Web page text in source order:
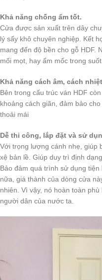
Khả năng chống ẩm tốt.
Cửa được sản xuất trên dây
lý sấy khô chuyên nghiệp. Kết
mang đến độ bền cho gỗ HDF.
mối mọt, hay ẩm mốc trong
Khả năng cách âm, cách
Bên trong cấu trúc ván HDF
khoảng cách giãn, đảm bảo
thoải mái
Dễ thi công, lắp đặt và sử
Với trọng lượng cánh nhẹ, giúp
xệ bản lề. Giúp duy trì định
Bảo đảm quá trình sử dụng
nữa, giá thành của dòng cửa
nhiên. Vì vậy, nó hoàn toàn
người dân của nước ta.